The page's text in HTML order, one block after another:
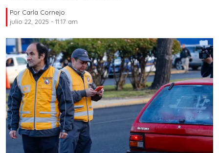
Por Carla Cornejo
julio 22, 2025 - 11:17 am